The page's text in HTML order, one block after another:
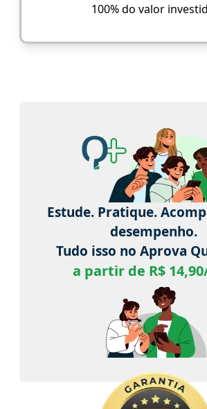
100% do valor
Estude. Pratique.
desempenho.
Tudo isso no Aprova
a partir de R$